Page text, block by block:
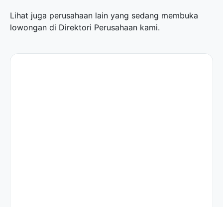
Lihat juga perusahaan lain yang sedang membuka
lowongan di Direktori Perusahaan kami.